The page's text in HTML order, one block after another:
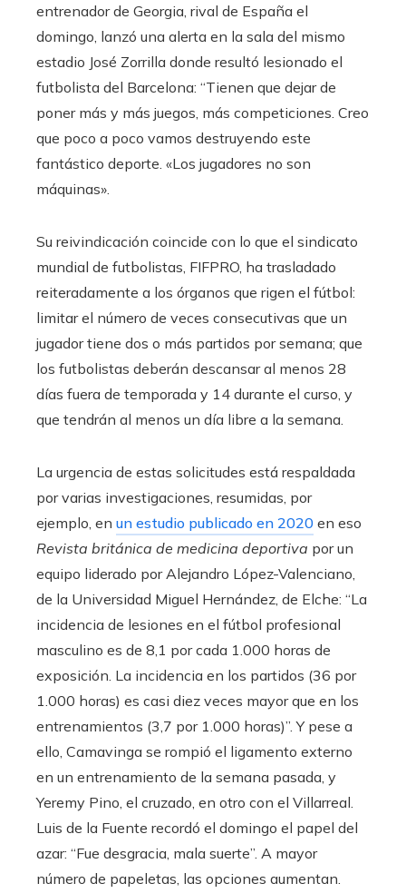
entrenador de Georgia, rival de España el
domingo, lanzó una alerta en la sala del mismo
estadio José Zorrilla donde resultó lesionado el
futbolista del Barcelona: “Tienen que dejar de
poner más y más juegos, más competiciones. Creo
que poco a poco vamos destruyendo este
fantástico deporte. «Los jugadores no son
máquinas».
Su reivindicación coincide con lo que el sindicato
mundial de futbolistas, FIFPRO, ha trasladado
reiteradamente a los órganos que rigen el fútbol:
limitar el número de veces consecutivas que un
jugador tiene dos o más partidos por semana; que
los futbolistas deberán descansar al menos 28
días fuera de temporada y 14 durante el curso, y
que tendrán al menos un día libre a la semana.
La urgencia de estas solicitudes está respaldada
por varias investigaciones, resumidas, por
ejemplo, en un estudio publicado en 2020 en eso
Revista británica de medicina deportiva por un
equipo liderado por Alejandro López-Valenciano,
de la Universidad Miguel Hernández, de Elche: “La
incidencia de lesiones en el fútbol profesional
masculino es de 8,1 por cada 1.000 horas de
exposición. La incidencia en los partidos (36 por
1.000 horas) es casi diez veces mayor que en los
entrenamientos (3,7 por 1.000 horas)”. Y pese a
ello, Camavinga se rompió el ligamento externo
en un entrenamiento de la semana pasada, y
Yeremy Pino, el cruzado, en otro con el Villarreal.
Luis de la Fuente recordó el domingo el papel del
azar: “Fue desgracia, mala suerte”. A mayor
número de papeletas, las opciones aumentan.